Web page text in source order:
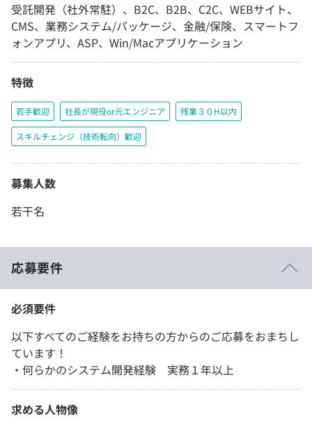
受託開発（社外常駐）、B2C、B2B、C2C、WEBサイト、
CMS、業務システム/パッケージ、金融/保険、スマートフ
ォンアプリ、ASP、Win/Macアプリケーション
特徴
若手歓迎 社長が現役or元エンジニア 残業３０H以内
スキルチェンジ（技術転向）歓迎
募集人数
若干名
応募要件
必須要件
以下すべてのご経験をお持ちの方からのご応募をおまちし
ています！
・何らかのシステム開発経験 実務１年以上
求める人物像